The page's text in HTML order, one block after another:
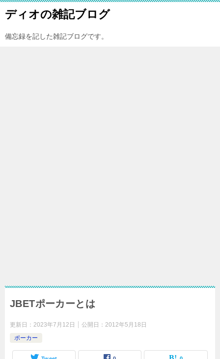
ディオの雑記ブログ
備忘録を記した雑記ブログです。
JBETポーカーとは
更新日： 2023年7月12日 公開日： 2012年5月18日
ポーカー